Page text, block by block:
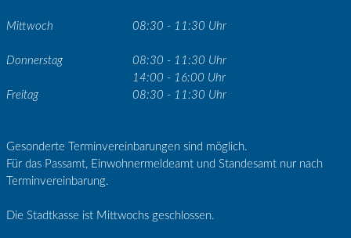
Mittwoch 08:30 - 11:30 Uhr
Donnerstag
08:30 - 11:30 Uhr
14:00 - 16:00 Uhr
Freitag
08:30 - 11:30 Uhr
Gesonderte Terminvereinbarungen sind möglich.
Für das Passamt, Einwohnermeldeamt und Standesamt nur nach
Terminvereinbarung.
Die Stadtkasse ist Mittwochs geschlossen.